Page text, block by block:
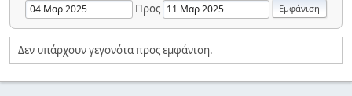
Προς
Δεν υπάρχουν γεγονότα προς εμφάνιση.